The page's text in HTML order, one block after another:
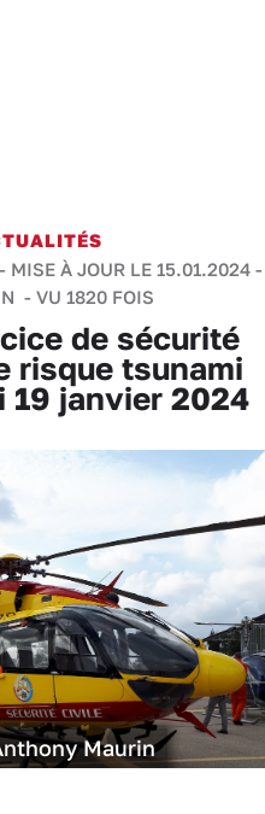
MISE À JOUR LE 15.01.2024 -
- VU 1820 FOIS
de sécurité
risque tsunami
19 janvier 2024
Maurin